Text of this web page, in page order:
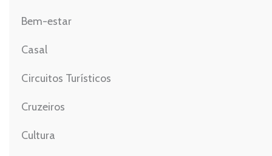
Bem-estar
Casal
Circuitos Turísticos
Cruzeiros
Cultura